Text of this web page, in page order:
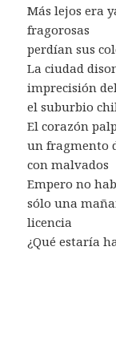
Más lejos era
fragorosas
perdían sus
La ciudad
imprecisión
el suburbio
El corazón
un fragmento
con malvados
Empero no
sólo una
licencia
¿Qué estaría